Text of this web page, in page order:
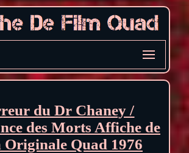
du Dr Chaney /
des Morts Affiche de
Quad 1976